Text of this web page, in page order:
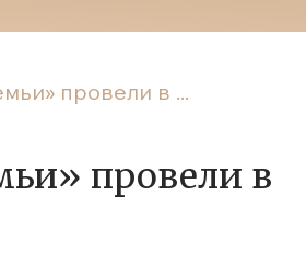
провели в ...
провели в